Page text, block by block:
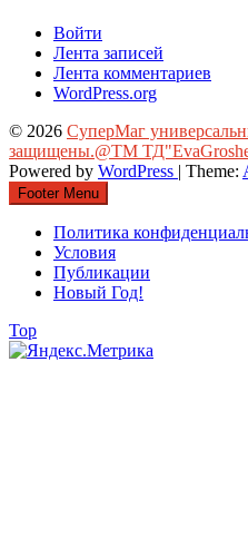
Войти
Лента записей
Лента комментариев
WordPress.org
© 2026 СуперМаг
защищены.@ТМ
Powered by WordPress | Theme:
Footer Menu
Политика
Условия
Публикации
Новый Год!
Top